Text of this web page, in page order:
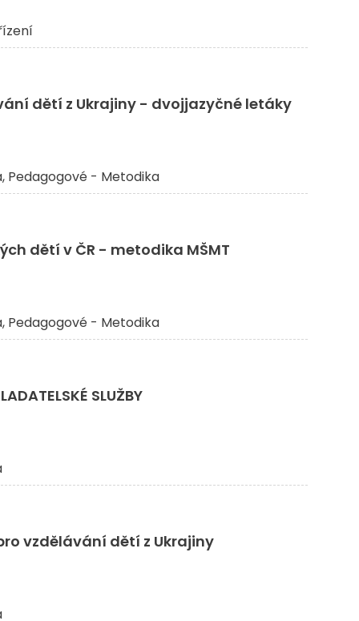
dětí z Ukrajiny - dvojjazyčné letáky
Pedagogové - Metodika
dětí v ČR - metodika MŠMT
Pedagogové - Metodika
SLUŽBY
vzdělávání dětí z Ukrajiny